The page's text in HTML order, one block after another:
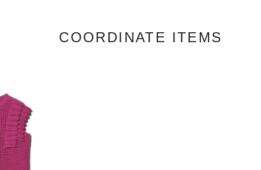
COORDINATE ITEMS